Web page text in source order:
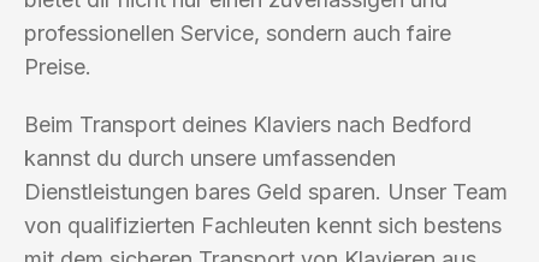
professionellen Service, sondern auch faire
Preise.
Beim Transport deines Klaviers nach Bedford
kannst du durch unsere umfassenden
Dienstleistungen bares Geld sparen. Unser Team
von qualifizierten Fachleuten kennt sich bestens